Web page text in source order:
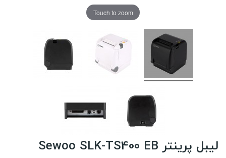
Touch to zoom
لیبل پرینتر Sewoo SLK-TS400 EB